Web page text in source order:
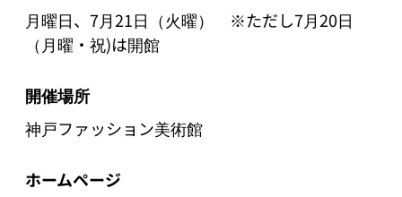
月曜日、7月21日（火曜）　※ただし7月20日
（月曜・祝)は開館
開催場所
神戸ファッション美術館
ホームページ